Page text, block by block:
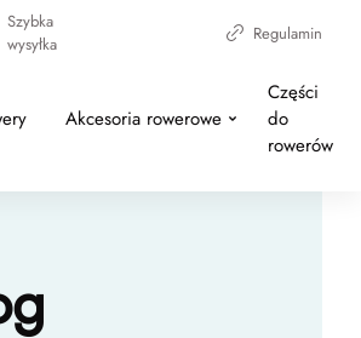
Szybka
wysyłka
Regulamin
Akcesoria rowerowe
Części
do
rowerów